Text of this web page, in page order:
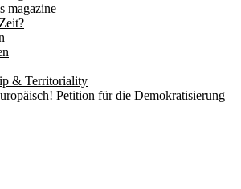
magazine
& Territoriality
Petition für die Demokratisierung